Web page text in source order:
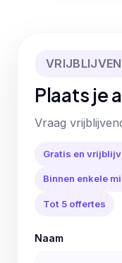
Plaats je
Vraag
Gratis en
Binnen enkele
Tot 5 offertes
Naam